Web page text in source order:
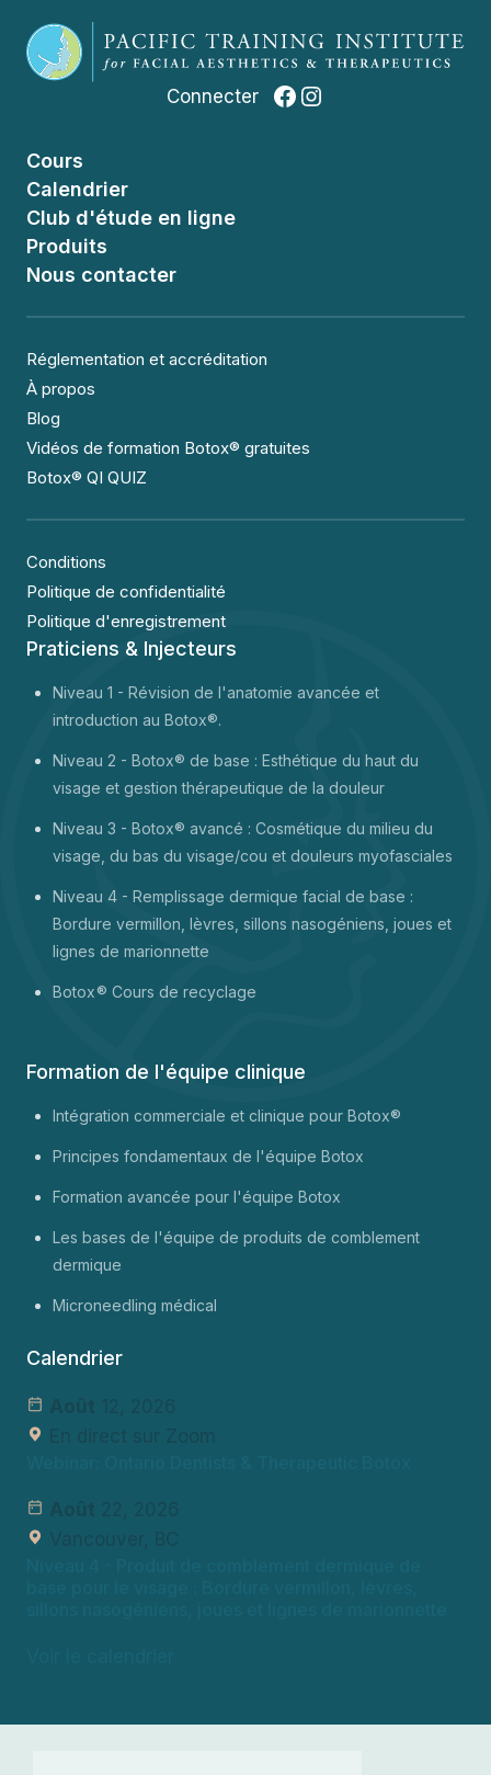
Connecter Facebook
Instagram
Cours
Calendrier
Club d'étude en ligne
Produits
Nous contacter
Réglementation et accréditation
À propos
Blog
Vidéos de formation Botox® gratuites
Botox® QI QUIZ
Conditions
Politique de confidentialité
Politique d'enregistrement
Praticiens & Injecteurs
Niveau 1 - Révision de l'anatomie avancée et
introduction au Botox®.
Niveau 2 - Botox® de base : Esthétique du haut du
visage et gestion thérapeutique de la douleur
Niveau 3 - Botox® avancé : Cosmétique du milieu du
visage, du bas du visage/cou et douleurs myofasciales
Niveau 4 - Remplissage dermique facial de base :
Bordure vermillon, lèvres, sillons nasogéniens, joues et
lignes de marionnette
Botox® Cours de recyclage
Formation de l'équipe clinique
Intégration commerciale et clinique pour Botox®
Principes fondamentaux de l'équipe Botox
Formation avancée pour l'équipe Botox
Les bases de l'équipe de produits de comblement
dermique
Microneedling médical
Calendrier